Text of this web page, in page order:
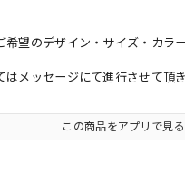
希望のデザイン・サイズ・カラ
はメッセージにて進行させて頂き
この商品をアプリで見る